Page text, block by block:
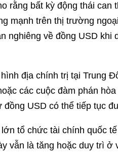
rằng bất kỳ động thái
mạnh trên thị trường
nghiêng về đồng USD
địa chính trị tại Trung
các cuộc đàm phán
đồng USD có thể tiếp tục
tổ chức tài chính quốc
vẫn là tăng hoặc duy trì